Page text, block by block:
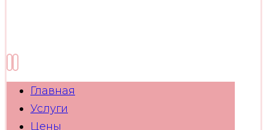
Главная
Услуги
Цены